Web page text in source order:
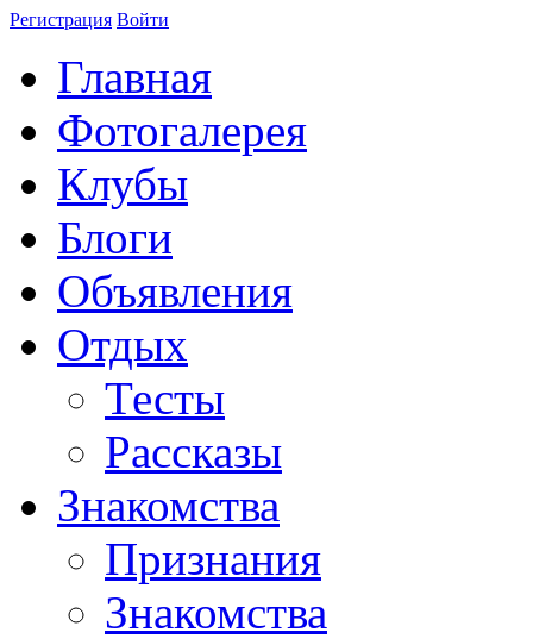
Регистрация Войти
Главная
Фотогалерея
Клубы
Блоги
Объявления
Отдых
Тесты
Рассказы
Знакомства
Признания
Знакомства